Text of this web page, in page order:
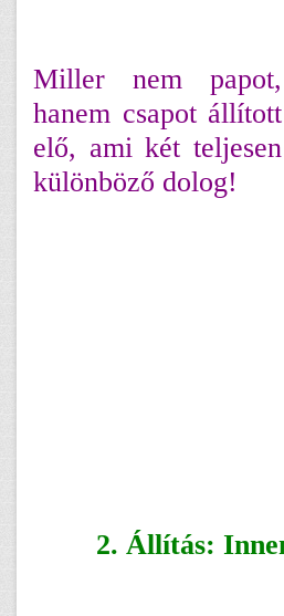
Miller nem papot,
hanem csapot állított
elő, ami két teljesen
különböző dolog!
2. Állítás: